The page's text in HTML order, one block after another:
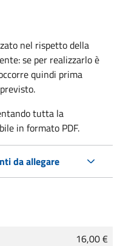
nel rispetto della
se per realizzarlo è
quindi prima
previsto.
tutta la
in formato PDF.
da allegare
16,00 €